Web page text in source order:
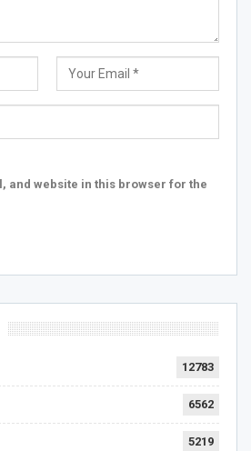
and website in this browser for the
12783
6562
5219